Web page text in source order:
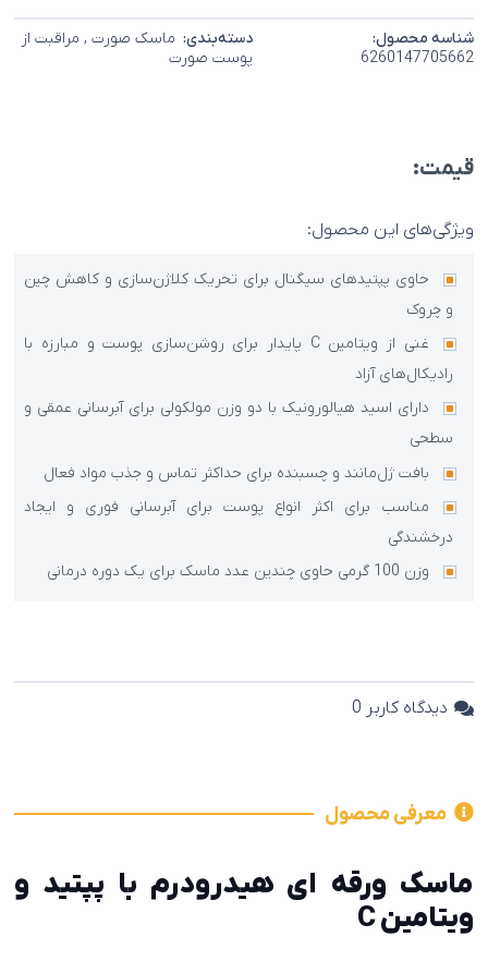
شناسه محصول:
6260147705662
دسته‌بندی: ماسک صورت, مراقبت از
پوست صورت
قیمت:
ویژگی‌های این محصول:
حاوی پپتیدهای سیگنال برای تحریک کلاژن‌سازی و کاهش چین
و چروک
غنی از ویتامین C پایدار برای روشن‌سازی پوست و مبارزه با
رادیکال‌های آزاد
دارای اسید هیالورونیک با دو وزن مولکولی برای آبرسانی عمقی و
سطحی
بافت ژل‌مانند و چسبنده برای حداکثر تماس و جذب مواد فعال
مناسب برای اکثر انواع پوست برای آبرسانی فوری و ایجاد
درخشندگی
وزن 100 گرمی حاوی چندین عدد ماسک برای یک دوره درمانی
دیدگاه کاربر 0
معرفی محصول
ماسک ورقه ای هیدرودرم با پپتید و
ویتامین C